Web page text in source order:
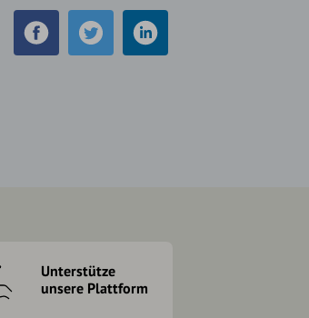
Unterstütze
unsere Plattform